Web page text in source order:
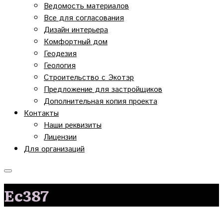
Ведомость материалов
Все для согласования
Дизайн интерьера
Комфортный дом
Геодезия
Геология
Строительство с Экотэр
Предложение для застройщиков
Дополнительная копия проекта
Контакты
Наши реквизиты
Лицензии
Для организаций
Ec387